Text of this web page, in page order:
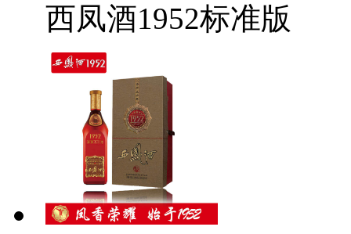
西凤酒1952标准版